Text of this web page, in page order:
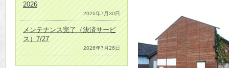
2026
2026年7月30日
メンテナンス完了（決済サービ
ス）7/27
2026年7月26日